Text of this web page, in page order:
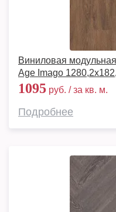
Виниловая
Age Imago
1095 руб. / за кв. м.
Подробнее